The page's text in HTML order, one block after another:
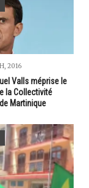
2016
Valls méprise le
la Collectivité
Martinique